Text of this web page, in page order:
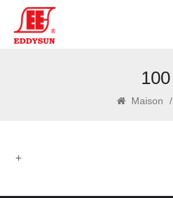
100
Maison /
+